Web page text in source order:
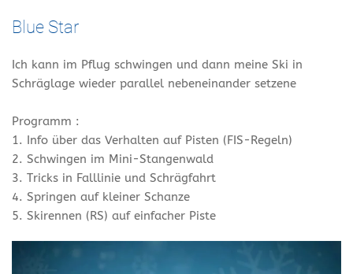
Blue Star
Ich kann im Pflug schwingen und dann meine Ski in
Schräglage wieder parallel nebeneinander setzene
Programm :
1. Info über das Verhalten auf Pisten (FIS-Regeln)
2. Schwingen im Mini-Stangenwald
3. Tricks in Falllinie und Schrägfahrt
4. Springen auf kleiner Schanze
5. Skirennen (RS) auf einfacher Piste